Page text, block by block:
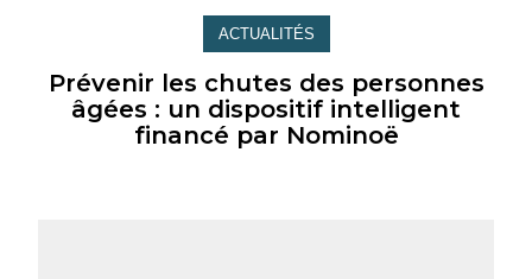
ACTUALITÉS
Prévenir les chutes des personnes
âgées : un dispositif intelligent
financé par Nominoë